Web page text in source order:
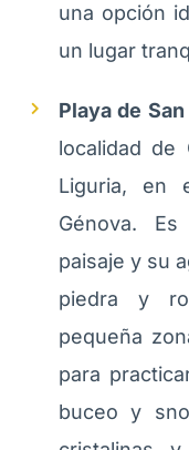
una opción
un lugar
Playa de
localidad de
Liguria, en
Génova.
paisaje y su
piedra y
pequeña
para
buceo y